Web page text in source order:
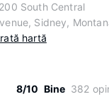
South Central
Sidney,
hartă
8/10 Bine 382